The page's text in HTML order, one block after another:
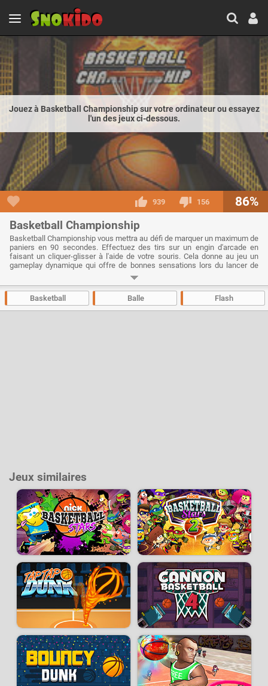
Jouez à Basketball Championship sur votre ordinateur ou essayez
l'un des jeux ci-dessous.
939 156 86%
Basketball Championship
Basketball Championship vous mettra au défi de marquer un maximum de
paniers en 90 secondes. Effectuez des tirs sur un engin d'arcade en
faisant un cliquer-glisser à l'aide de votre souris. Cela donne au jeu un
gameplay dynamique qui offre de bonnes sensations lors du lancer de
balle. Vous aurez la possibilité de gagner du temps bonus lorsque vous
atteindrez 25 et 55 points et dans les 20 dernières secondes chaque
panier marqué vaudra 3 points.
Développeur :Gamesclub- Joué30 kfois
Basketball Balle Flash
Jeux similaires